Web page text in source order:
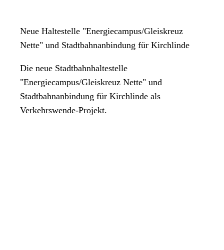
Neue Haltestelle "Energiecampus/Gleiskreuz
Nette" und Stadtbahnanbindung für Kirchlinde
Die neue Stadtbahnhaltestelle
"Energiecampus/Gleiskreuz Nette" und
Stadtbahnanbindung für Kirchlinde als
Verkehrswende-Projekt.